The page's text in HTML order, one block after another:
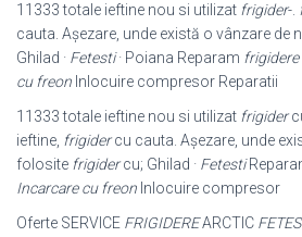
11333 totale ieftine nou si utilizat frigider-.
cauta. Așezare, unde există o vânzare de
Ghilad · Fetesti· Poiana Reparam frigidere
cu freon Inlocuire compresor Reparatii
11333 totale ieftine nou si utilizat frigider
ieftine, frigidercu cauta. Așezare, unde
folosite frigidercu; Ghilad · Fetesti
Incarcare cu freon Inlocuire compresor
Oferte SERVICE FRIGIDEREARCTIC